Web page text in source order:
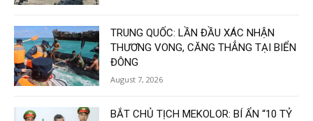
TRUNG QUỐC: LẦN ĐẦU XÁC NHẬN
THƯƠNG VONG, CĂNG THẲNG TẠI BIỂN
ĐÔNG
August 7, 2026
BẮT CHỦ TỊCH MEKOLOR: BÍ ẨN “10 TỶ